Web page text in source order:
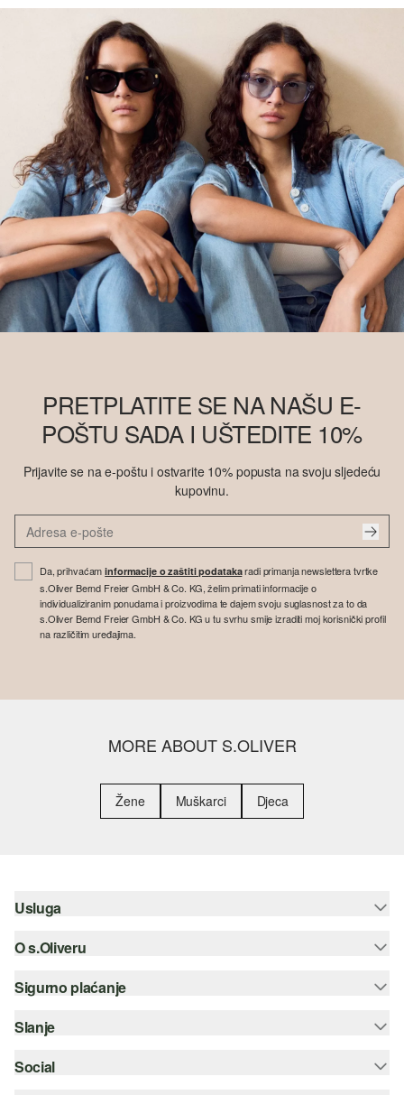
PRETPLATITE SE NA NAŠU E-
POŠTU SADA I UŠTEDITE 10%
Prijavite se na e-poštu i ostvarite 10% popusta na svoju sljedeću
kupovinu.
Da, prihvaćaminformacije o zaštiti podatakaradi primanja newslettera tvrtke
s.Oliver Bernd Freier GmbH & Co. KG, želim primati informacije o
individualiziranim ponudama i proizvodima te dajem svoju suglasnost za to da
s.Oliver Bernd Freier GmbH & Co. KG u tu svrhu smije izraditi moj korisnički profil
na različitim uređajima.
MORE ABOUT S.OLIVER
Žene Muškarci Djeca
Usluga
Pomoć i česta pitanja
Savjetovanje o veličinama
Odjeća
O s.Oliveru
Newsletter
s.Oliver Group
Sigurno plaćanje
Kreditna kartica
PayPal
Slanje
Hrvatska pošta
Social